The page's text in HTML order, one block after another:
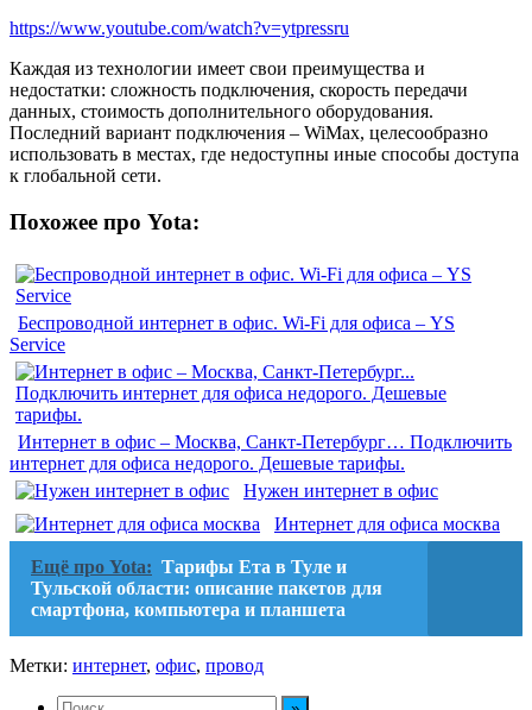
https://www.youtube.com/watch?v=ytpressru
Каждая из технологии имеет свои преимущества и
недостатки: сложность подключения, скорость передачи
данных, стоимость дополнительного оборудования.
Последний вариант подключения – WiMax, целесообразно
использовать в местах, где недоступны иные способы доступа
к глобальной сети.
Похожее про Yota:
Беспроводной интернет в офис. Wi-Fi для офиса – YS
Service
Интернет в офис – Москва, Санкт-Петербург… Подключить
интернет для офиса недорого. Дешевые тарифы.
Нужен интернет в офис
Интернет для офиса москва
Ещё про Yota: Тарифы Ета в Туле и
Тульской области: описание пакетов для
смартфона, компьютера и планшета
Метки: интернет, офис, провод